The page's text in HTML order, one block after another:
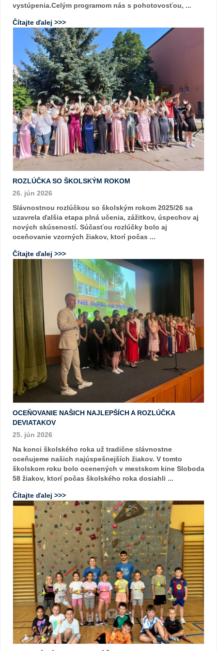
vystúpenia.Celým programom nás s pohotovosťou, ...
Čítajte ďalej >>>
ROZLÚČKA SO ŠKOLSKÝM ROKOM
26. jún 2026
Slávnostnou rozlúčkou so školským rokom 2025/26 sa
uzavrela ďalšia etapa plná učenia, zážitkov, úspechov aj
nových skúseností. Súčasťou rozlúčky bolo aj
oceňovanie vzorných žiakov, ktorí počas ...
Čítajte ďalej >>>
OCEŇOVANIE NAŠICH NAJLEPŠÍCH A ROZLÚČKA
DEVIATAKOV
25. jún 2026
Na konci školského roka už tradične slávnostne
oceňujeme našich najúspešnejších žiakov. V tomto
školskom roku bolo ocenených v mestskom kine Sloboda
58 žiakov, ktorí počas školského roka dosiahli ...
Čítajte ďalej >>>